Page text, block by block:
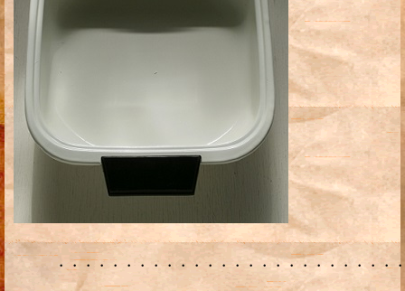
・・・・・・・・・・・・・・・・・・・・・・・・・・